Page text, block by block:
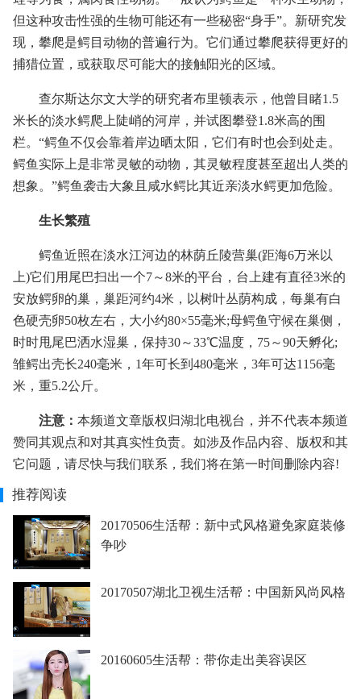
但这种攻击性强的生物可能还有一些秘密“身手”。新研究发
现，攀爬是鳄目动物的普遍行为。它们通过攀爬获得更好的
捕猎位置，或获取尽可能大的接触阳光的区域。
查尔斯达尔文大学的研究者布里顿表示，他曾目睹1.5
米长的淡水鳄爬上陡峭的河岸，并试图攀登1.8米高的围
栏。“鳄鱼不仅会靠着岸边晒太阳，它们有时也会到处走。
鳄鱼实际上是非常灵敏的动物，其灵敏程度甚至超出人类的
想象。”鳄鱼袭击大象且咸水鳄比其近亲淡水鳄更加危险。
生长繁殖
鳄鱼近照在淡水江河边的林荫丘陵营巢(距海6万米以
上)它们用尾巴扫出一个7～8米的平台，台上建有直径3米的
安放鳄卵的巢，巢距河约4米，以树叶丛荫构成，每巢有白
色硬壳卵50枚左右，大小约80×55毫米;母鳄鱼守候在巢侧，
时时甩尾巴洒水湿巢，保持30～33℃温度，75～90天孵化;
雏鳄出壳长240毫米，1年可长到480毫米，3年可达1156毫
米，重5.2公斤。
注意： 本频道文章版权归湖北电视台，并不代表本频道
赞同其观点和对其真实性负责。如涉及作品内容、版权和其
它问题，请尽快与我们联系，我们将在第一时间删除内容!
推荐阅读
20170506生活帮：新中式风格避免家庭装修
争吵
20170507湖北卫视生活帮：中国新风尚风格
20160605生活帮：带你走出美容误区